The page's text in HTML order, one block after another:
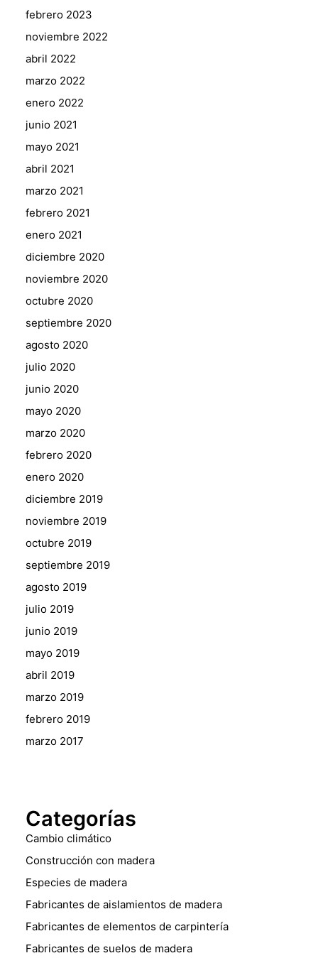
febrero 2023
noviembre 2022
abril 2022
marzo 2022
enero 2022
junio 2021
mayo 2021
abril 2021
marzo 2021
febrero 2021
enero 2021
diciembre 2020
noviembre 2020
octubre 2020
septiembre 2020
agosto 2020
julio 2020
junio 2020
mayo 2020
marzo 2020
febrero 2020
enero 2020
diciembre 2019
noviembre 2019
octubre 2019
septiembre 2019
agosto 2019
julio 2019
junio 2019
mayo 2019
abril 2019
marzo 2019
febrero 2019
marzo 2017
Categorías
Cambio climático
Construcción con madera
Especies de madera
Fabricantes de aislamientos de madera
Fabricantes de elementos de carpintería
Fabricantes de suelos de madera